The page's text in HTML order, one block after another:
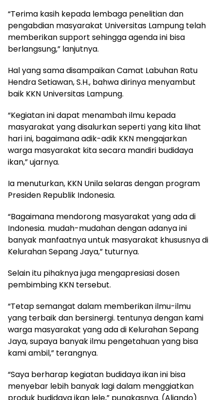
“Terima kasih kepada lembaga penelitian dan
pengabdian masyarakat Universitas Lampung telah
memberikan support sehingga agenda ini bisa
berlangsung,” lanjutnya.
Hal yang sama disampaikan Camat Labuhan Ratu
Hendra Setiawan, S.H., bahwa dirinya menyambut
baik KKN Universitas Lampung.
“Kegiatan ini dapat menambah ilmu kepada
masyarakat yang disalurkan seperti yang kita lihat
hari ini, bagaimana adik-adik KKN mengajarkan
warga masyarakat kita secara mandiri budidaya
ikan,” ujarnya.
Ia menuturkan, KKN Unila selaras dengan program
Presiden Republik Indonesia.
“Bagaimana mendorong masyarakat yang ada di
Indonesia. mudah-mudahan dengan adanya ini
banyak manfaatnya untuk masyarakat khususnya di
Kelurahan Sepang Jaya,” tuturnya.
Selain itu pihaknya juga mengapresiasi dosen
pembimbing KKN tersebut.
“Tetap semangat dalam memberikan ilmu-ilmu
yang terbaik dan bersinergi. tentunya dengan kami
warga masyarakat yang ada di Kelurahan Sepang
Jaya, supaya banyak ilmu pengetahuan yang bisa
kami ambil,” terangnya.
“Saya berharap kegiatan budidaya ikan ini bisa
menyebar lebih banyak lagi dalam menggiatkan